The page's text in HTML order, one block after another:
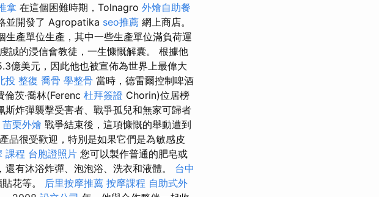
拿 在這個困難時期，Tolnagro 外燴自助餐
並開發了 Agropatika seo推薦 網上商店。
產單位生產，其中一些生產單位滿負荷運
誠的浸信會教徒，一生慷慨解囊。 根據他
億美元，因此他也被宣佈為世界上最偉大
投 整復 喬骨 學整骨 當時，德雷爾控制啤酒
倫茨·喬林(Ferenc 杜拜簽證 Chorin)位居榜
炸彈襲擊受害者、戰爭孤兒和無家可歸者
苗栗外燴 戰爭結束後，這項慷慨的舉動遭到
品很受歡迎，特別是如果它們是為敏感皮
課程 台胞證照片 您可以製作普通的肥皂或
還有沐浴炸彈、泡泡浴、洗衣和液體。 台中
花等。 后里按摩推薦 按摩課程 自助式外